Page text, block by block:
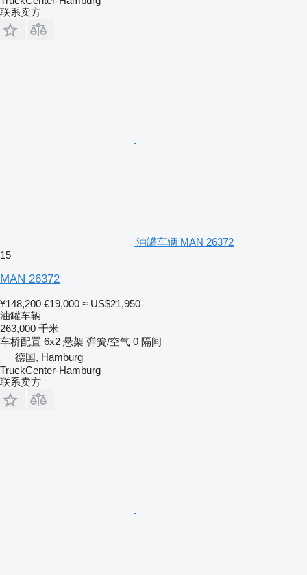
联系卖方
油罐车辆 MAN 26372
15
MAN 26372
¥148,200 €19,000 ≈ US$21,950
油罐车辆
263,000 千米
车桥配置 6x2 悬架 弹簧/空气 0 隔间
德国, Hamburg
TruckCenter-Hamburg
联系卖方